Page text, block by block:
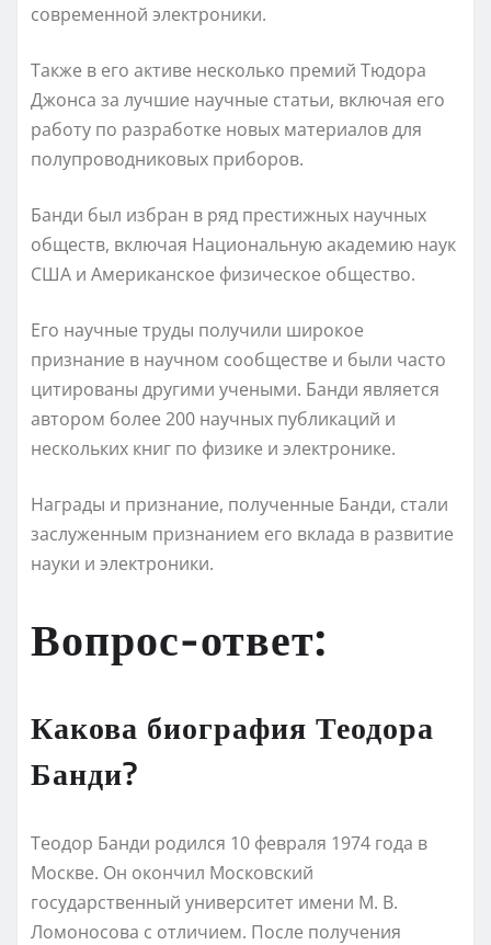
современной электроники.
Также в его активе несколько премий Тюдора
Джонса за лучшие научные статьи, включая его
работу по разработке новых материалов для
полупроводниковых приборов.
Банди был избран в ряд престижных научных
обществ, включая Национальную академию наук
США и Американское физическое общество.
Его научные труды получили широкое
признание в научном сообществе и были часто
цитированы другими учеными. Банди является
автором более 200 научных публикаций и
нескольких книг по физике и электронике.
Награды и признание, полученные Банди, стали
заслуженным признанием его вклада в развитие
науки и электроники.
Вопрос-ответ:
Какова биография Теодора
Банди?
Теодор Банди родился 10 февраля 1974 года в
Москве. Он окончил Московский
государственный университет имени М. В.
Ломоносова с отличием. После получения